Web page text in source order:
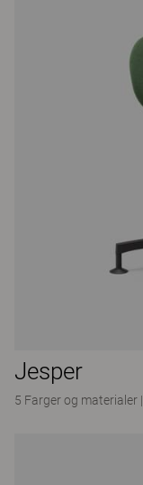
Jesper
5 Farger og materialer |